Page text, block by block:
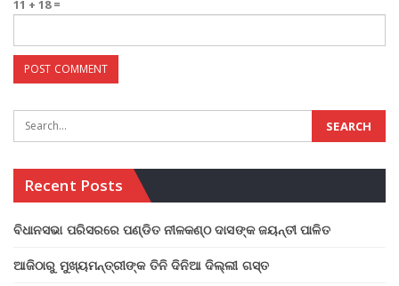
11 + 18 =
Recent Posts
ବିଧାନସଭା ପରିସରରେ ପଣ୍ଡିତ ନୀଳକଣ୍ଠ ଦାସଙ୍କ ଜୟନ୍ତୀ ପାଳିତ
ଆଜିଠାରୁ ମୁଖ୍ୟମନ୍ତ୍ରୀଙ୍କ ତିନି ଦିନିଆ ଦିଲ୍ଲୀ ଗସ୍ତ